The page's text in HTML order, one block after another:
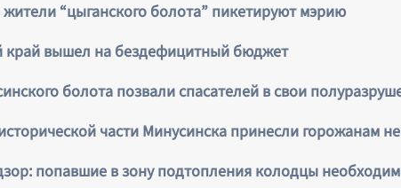
“цыганского болота” пикетируют мэрию
край вышел на бездефицитный бюджет
болота позвали спасателей в свои
части Минусинска принесли горожанам
попавшие в зону подтопления колодцы